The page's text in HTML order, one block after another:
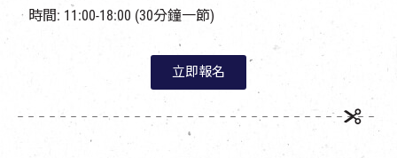
時間: 11:00-18:00 (30分鐘一節)
立即報名